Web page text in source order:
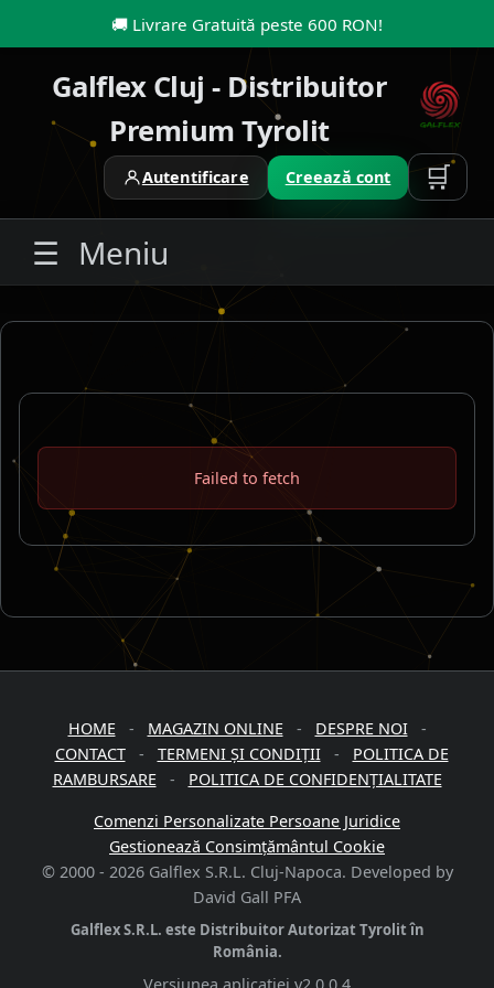
🚚 Livrare Gratuită peste 600 RON!
Galflex Cluj - Distribuitor
Premium Tyrolit
Autentificare Creează cont 🛒
☰ Meniu
Failed to fetch
HOME- MAGAZIN ONLINE- DESPRE NOI-
CONTACT- TERMENI ȘI CONDIȚII- POLITICA DE
RAMBURSARE- POLITICA DE CONFIDENȚIALITATE
Comenzi Personalizate Persoane Juridice
Gestionează Consimțământul Cookie
© 2000 - 2026 Galflex S.R.L. Cluj-Napoca. Developed by
David Gall PFA
Galflex S.R.L. este Distribuitor Autorizat Tyrolit în
România.